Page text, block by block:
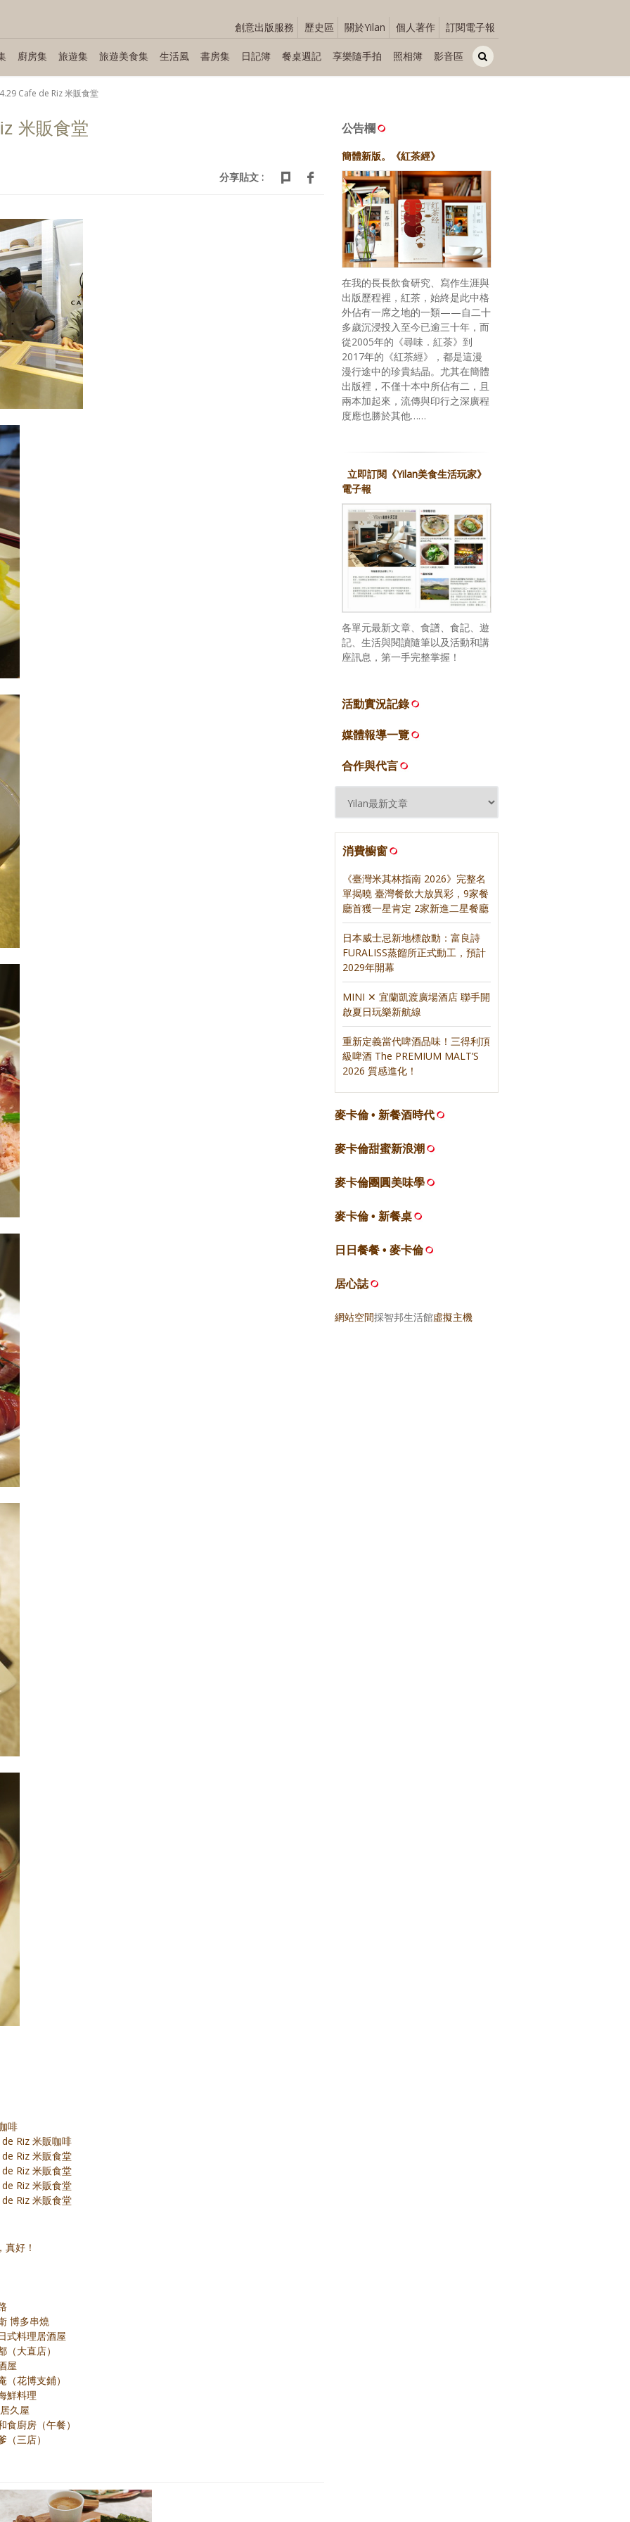
創意出版服務 歷史區 關於Yilan 個人著作 訂閱電子報
廚房集 旅遊集 旅遊美食集 生活風 書房集 日記簿 餐桌週記 享樂隨手拍 照相簿 影音區
Cafe de Riz 米販食堂
米販食堂
分享貼文 :
啡
Riz 米販咖啡
Riz 米販食堂
Riz 米販食堂
Riz 米販食堂
Riz 米販食堂
好！
博多串燒
式料理居酒屋
大直店）
屋
花博支鋪）
鮮料理
久屋
廚房（午餐）
三店）
公告欄
簡體新版。《紅茶經》
在我的長長飲食研究、寫作生涯與
出版歷程裡，紅茶，始終是此中格
外佔有一席之地的一類——自二十
多歲沉浸投入至今已逾三十年，而
從2005年的《尋味．紅茶》到
2017年的《紅茶經》，都是這漫
漫行途中的珍貴結晶。尤其在簡體
出版裡，不僅十本中所佔有二，且
兩本加起來，流傳與印行之深廣程
度應也勝於其他……
立即訂閱《Yilan美食生活玩家》
電子報
各單元最新文章、食譜、食記、遊
記、生活與閱讀隨筆以及活動和講
座訊息，第一手完整掌握！
活動實況記錄
媒體報導一覽
合作與代言
消費櫥窗
《臺灣米其林指南 2026》完整名
單揭曉 臺灣餐飲大放異彩，9家餐
廳首獲一星肯定 2家新進二星餐廳
日本威士忌新地標啟動：富良詩
FURALISS蒸餾所正式動工，預計
2029年開幕
MINI ✕ 宜蘭凱渡廣場酒店 聯手開
啟夏日玩樂新航線
重新定義當代啤酒品味！三得利頂
級啤酒 The PREMIUM MALT’S
2026 質感進化！
麥卡倫 • 新餐酒時代
麥卡倫甜蜜新浪潮
麥卡倫團圓美味學
麥卡倫 • 新餐桌
日日餐餐 • 麥卡倫
居心誌
網站空間採智邦生活館虛擬主機